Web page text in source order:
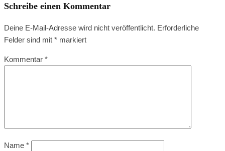
Schreibe einen Kommentar
Deine E-Mail-Adresse wird nicht veröffentlicht. Erforderliche
Felder sind mit * markiert
Kommentar *
Name *